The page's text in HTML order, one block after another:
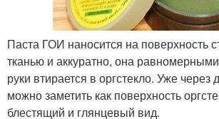
Паста ГОИ наносится на поверхность
тканью и аккуратно, она
руки втирается в оргстекло. Уже через
можно заметить как поверхность
блестящий и глянцевый вид.